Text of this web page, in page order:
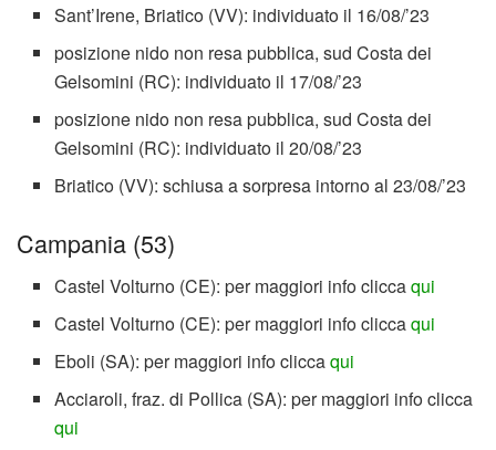
Sant’Irene, Briatico (VV): individuato il 16/08/’23
posizione nido non resa pubblica, sud Costa dei
Gelsomini (RC): individuato il 17/08/’23
posizione nido non resa pubblica, sud Costa dei
Gelsomini (RC): individuato il 20/08/’23
Briatico (VV): schiusa a sorpresa intorno al 23/08/’23
Campania (53)
Castel Volturno (CE): per maggiori info cliccaqui
Castel Volturno (CE): per maggiori info cliccaqui
Eboli (SA): per maggiori info cliccaqui
Acciaroli, fraz. di Pollica (SA): per maggiori info clicca
qui